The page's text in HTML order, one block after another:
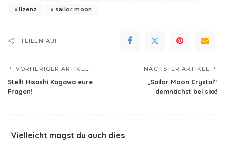
lizenz
sailor moon
TEILEN AUF
VORHERIGER ARTIKEL
Stellt Hisashi Kagawa eure
Fragen!
NÄCHSTER ARTIKEL
„Sailor Moon Crystal“
demnächst bei sixx!
Vielleicht magst du auch dies